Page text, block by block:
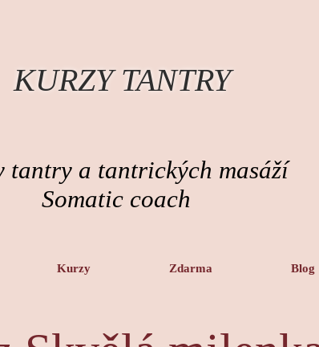
KURZY TANTRY
tantry a tantrických masáží
Somatic coach
Kurzy Zdarma Blog